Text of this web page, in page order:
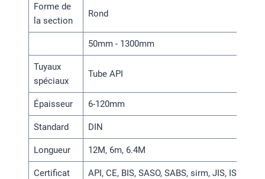
Forme de
la section
Rond
50mm - 1300mm
Tuyaux
spéciaux
Tube API
Épaisseur 6-120mm
Standard DIN
Longueur 12M, 6m, 6.4M
Certificat API, CE, BIS, SASO, SABS, sirm, JIS, ISO9001